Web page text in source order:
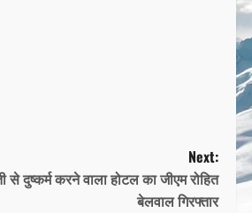
Next:
से दुष्कर्म करने वाला होटल का जीएम रोहित
बेलवाल गिरफ्तार